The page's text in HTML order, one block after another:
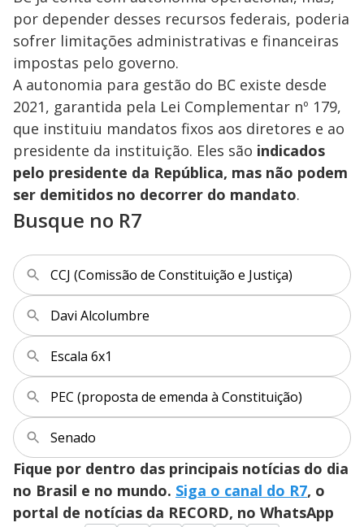
y
V
i
d
e
o
s
M
u
o
por depender desses recursos federais, poderia
sofrer limitações administrativas e financeiras
impostas pelo governo.
A autonomia para gestão do BC existe desde
2021, garantida pela Lei Complementar nº 179,
que instituiu mandatos fixos aos diretores e ao
presidente da instituição. Eles são indicados
pelo presidente da República, mas não podem
ser demitidos no decorrer do mandato.
Busque no R7
CCJ (Comissão de Constituição e Justiça)
Davi Alcolumbre
Escala 6x1
PEC (proposta de emenda à Constituição)
Senado
Fique por dentro das principais notícias do dia
no Brasil e no mundo. Siga o canal do R7, o
portal de notícias da RECORD, no WhatsApp